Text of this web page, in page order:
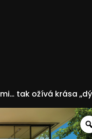
tak ožívá krása